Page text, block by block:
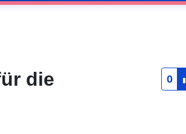
die
0